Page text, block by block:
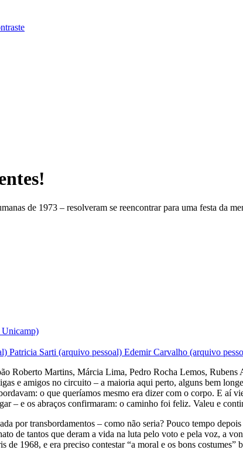
de 1973 – resolveram se reencontrar para uma festa da
Unicamp)
Patricia Sarti (arquivo pessoal) Edemir Carvalho (arquivo
Roberto Martins, Márcia Lima, Pedro Rocha Lemos, Rubens
e amigos no circuito – a maioria aqui perto, alguns bem
o que queríamos mesmo era dizer com o corpo. E aí
– e os abraços confirmaram: o caminho foi feliz. Valeu e
por transbordamentos – como não seria? Pouco tempo
de tantos que deram a vida na luta pelo voto e pela voz, a
de 1968, e era preciso contestar “a moral e os bons costumes”